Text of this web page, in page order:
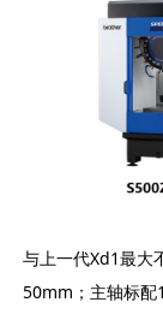
与上一代Xd1最大
50mm；主轴标配